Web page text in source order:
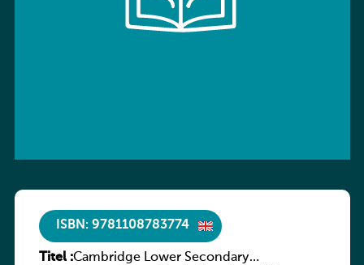
ISBN: 9781108783774
Titel :Cambridge Lower Secondary